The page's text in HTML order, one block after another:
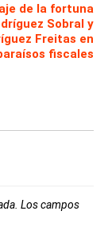
de la fortuna
Sobral y
Freitas en
fiscales
Los campos